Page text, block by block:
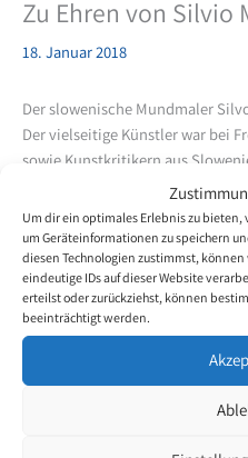
Um dir ein optimales Erlebnis zu
um Geräteinformationen zu speichern
diesen Technologien zustimmst,
eindeutige IDs auf dieser Website
erteilst oder zurückziehst, können
beeinträchtigt werden.
Zu Ehren von Silvio
18. Januar 2018
Der slowenische Mundmaler
Der vielseitige Künstler war bei
sowie Kunstkritikern aus
In Kooperation mit dem
Galerie in Ljubljana am 12.
Ehren eröffnet. Zu diesem
Bekannte, Mund- und Fussmaler.
erinnert und auf seine
Ausstellung kann noch bis zum
Silvio Mehle war zweifelsohne